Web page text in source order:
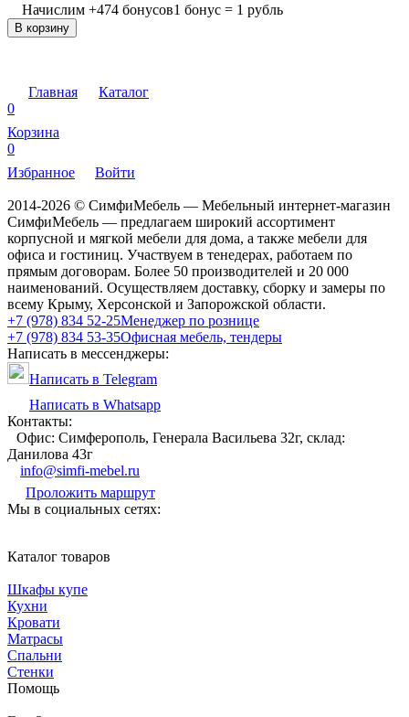
Начислим +474 бонусов1 бонус = 1 рубль
В корзину
Главная
Каталог
0
Корзина
0
Избранное
Войти
2014-2026 © СимфиМебель — Мебельный интернет-магазин
СимфиМебель — предлагаем широкий ассортимент
корпусной и мягкой мебели для дома, а также мебели для
офиса и гостиниц. Участвуем в тенедерах, работаем по
прямым договорам. Более 50 производителей и 20 000
наименований. Осуществляем доставку, сборку и замеры по
всему Крыму, Херсонской и Запорожской области.
+7 (978) 834 52-25Менеджер по рознице
+7 (978) 834 53-35Офисная мебель, тендеры
Написать в мессенджеры:
Написать в Telegram
Написать в Whatsapp
Контакты:
Офис: Симферополь, Генерала Васильева 32г, склад:
Данилова 43г
info@simfi-mebel.ru
Проложить маршрут
Мы в социальных сетях:
Каталог товаров
Шкафы купе
Кухни
Кровати
Матрасы
Cпальни
Стенки
Помощь